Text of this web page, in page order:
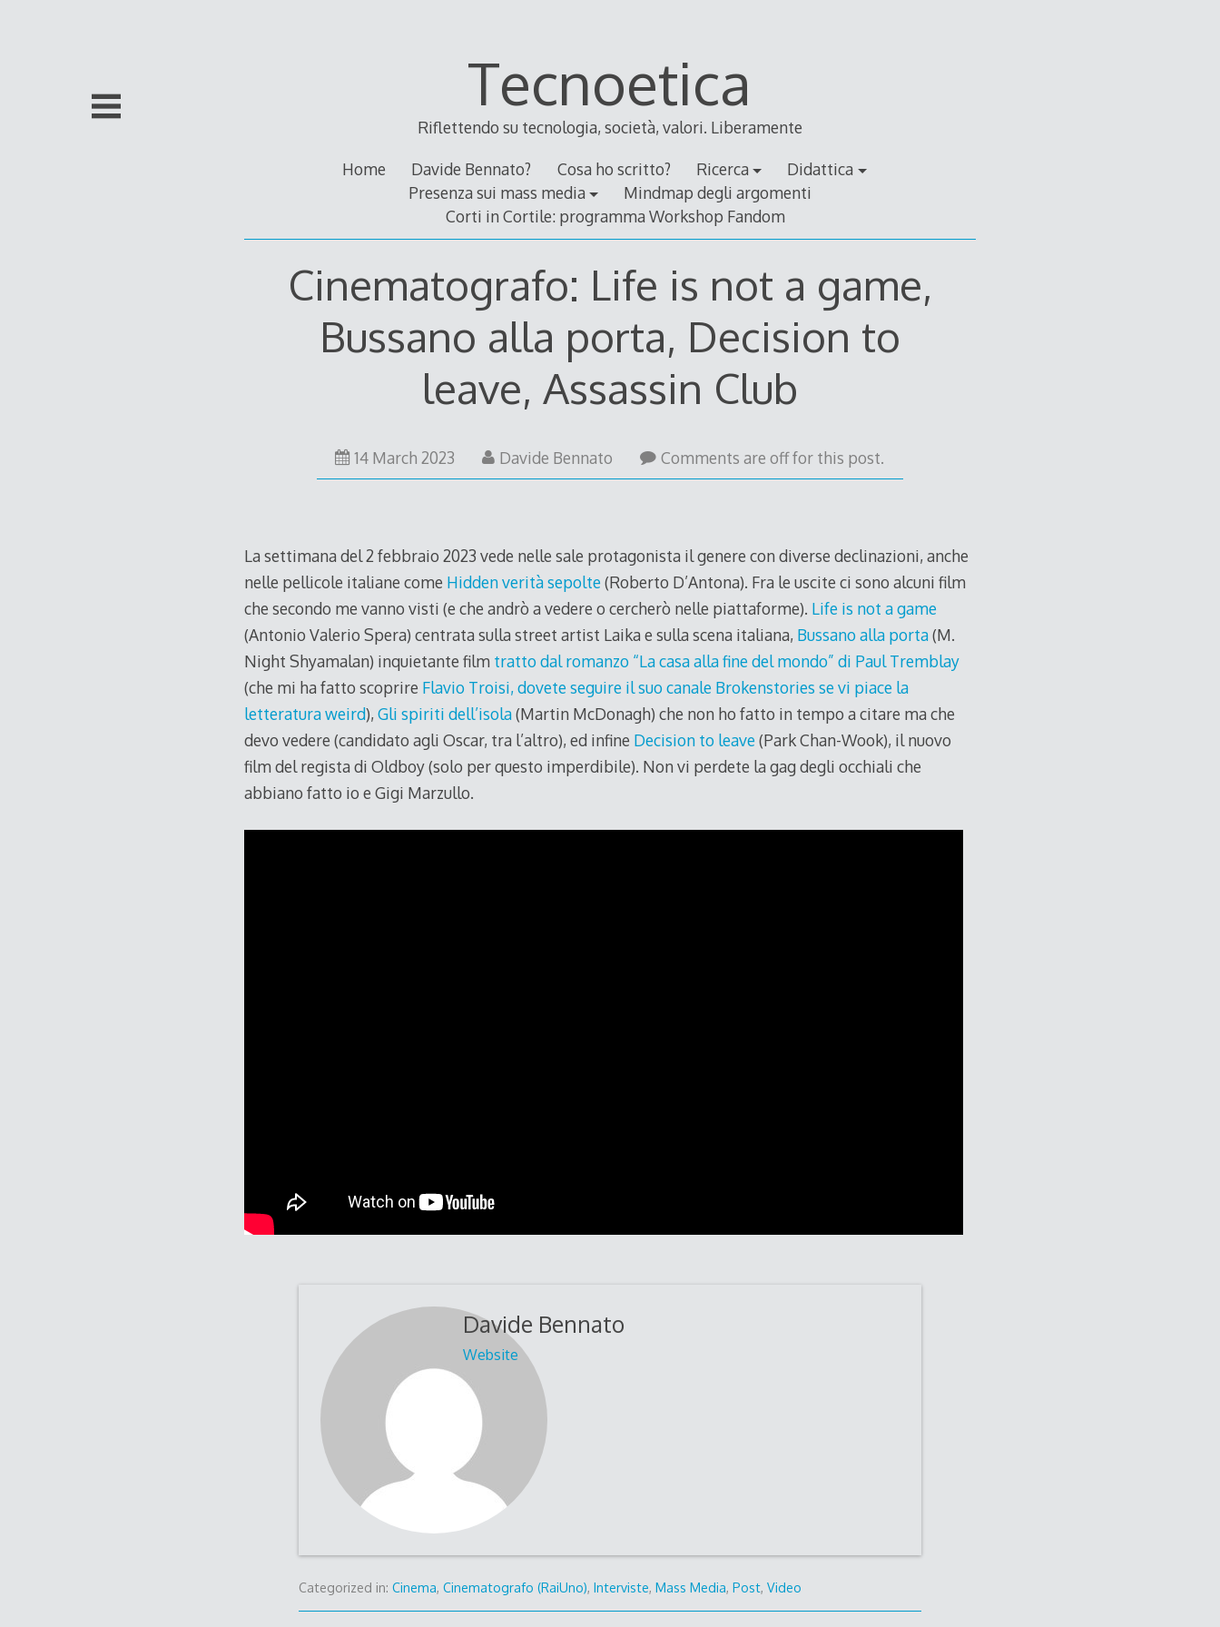
Tecnoetica
Riflettendo su tecnologia, società, valori. Liberamente
Home Davide Bennato? Cosa ho scritto? Ricerca
Didattica
Presenza sui mass media
Mindmap degli argomenti
Corti in Cortile: programma Workshop Fandom
Cinematografo: Life is not a game,
Bussano alla porta, Decision to
leave, Assassin Club
14 March 2023 Davide Bennato Comments are off for this post.
La settimana del 2 febbraio 2023 vede nelle sale protagonista il genere con diverse declinazioni, anche
nelle pellicole italiane come Hidden verità sepolte(Roberto D’Antona). Fra le uscite ci sono alcuni film
che secondo me vanno visti (e che andrò a vedere o cercherò nelle piattaforme). Life is not a game
(Antonio Valerio Spera) centrata sulla street artist Laika e sulla scena italiana, Bussano alla porta(M.
Night Shyamalan) inquietante film tratto dal romanzo “La casa alla fine del mondo” di Paul Tremblay
(che mi ha fatto scoprire Flavio Troisi, dovete seguire il suo canale Brokenstories se vi piace la
letteratura weird), Gli spiriti dell’isola(Martin McDonagh) che non ho fatto in tempo a citare ma che
devo vedere (candidato agli Oscar, tra l’altro), ed infine Decision to leave(Park Chan-Wook), il nuovo
film del regista di Oldboy (solo per questo imperdibile). Non vi perdete la gag degli occhiali che
abbiano fatto io e Gigi Marzullo.
Davide Bennato
Website
Categorized in:Cinema,Cinematografo (RaiUno),Interviste,Mass Media,Post,Video